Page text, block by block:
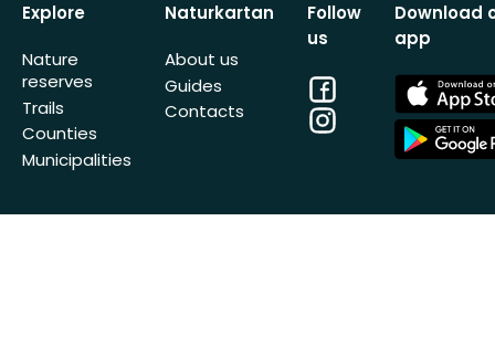
Explore
Nature
reserves
Trails
Counties
Municipalities
Naturkartan
About us
Guides
Contacts
Follow
us
Facebook
Instagram
Download
app
App
Store
App
Store